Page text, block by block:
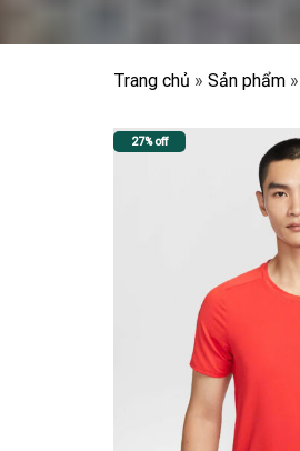
Trang chủ » Sản phẩm »
27% off